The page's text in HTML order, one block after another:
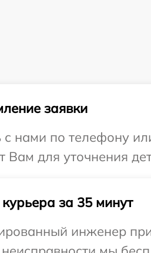
заявки
нами по телефону
Вам для уточнения
за 35 минут
инженер